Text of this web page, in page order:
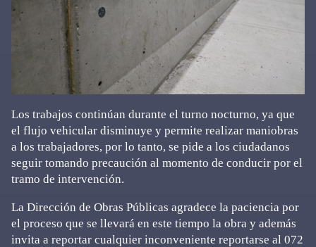
Los trabajos continúan durante el turno nocturno, ya que
el flujo vehicular disminuye y permite realizar maniobras
a los trabajadores, por lo tanto, se pide a los ciudadanos
seguir tomando precaución al momento de conducir por el
tramo de intervención.
La Dirección de Obras Públicas agradece la paciencia por
el proceso que se llevará en este tiempo la obra y además
invita a reportar cualquier inconveniente reportarse al 072